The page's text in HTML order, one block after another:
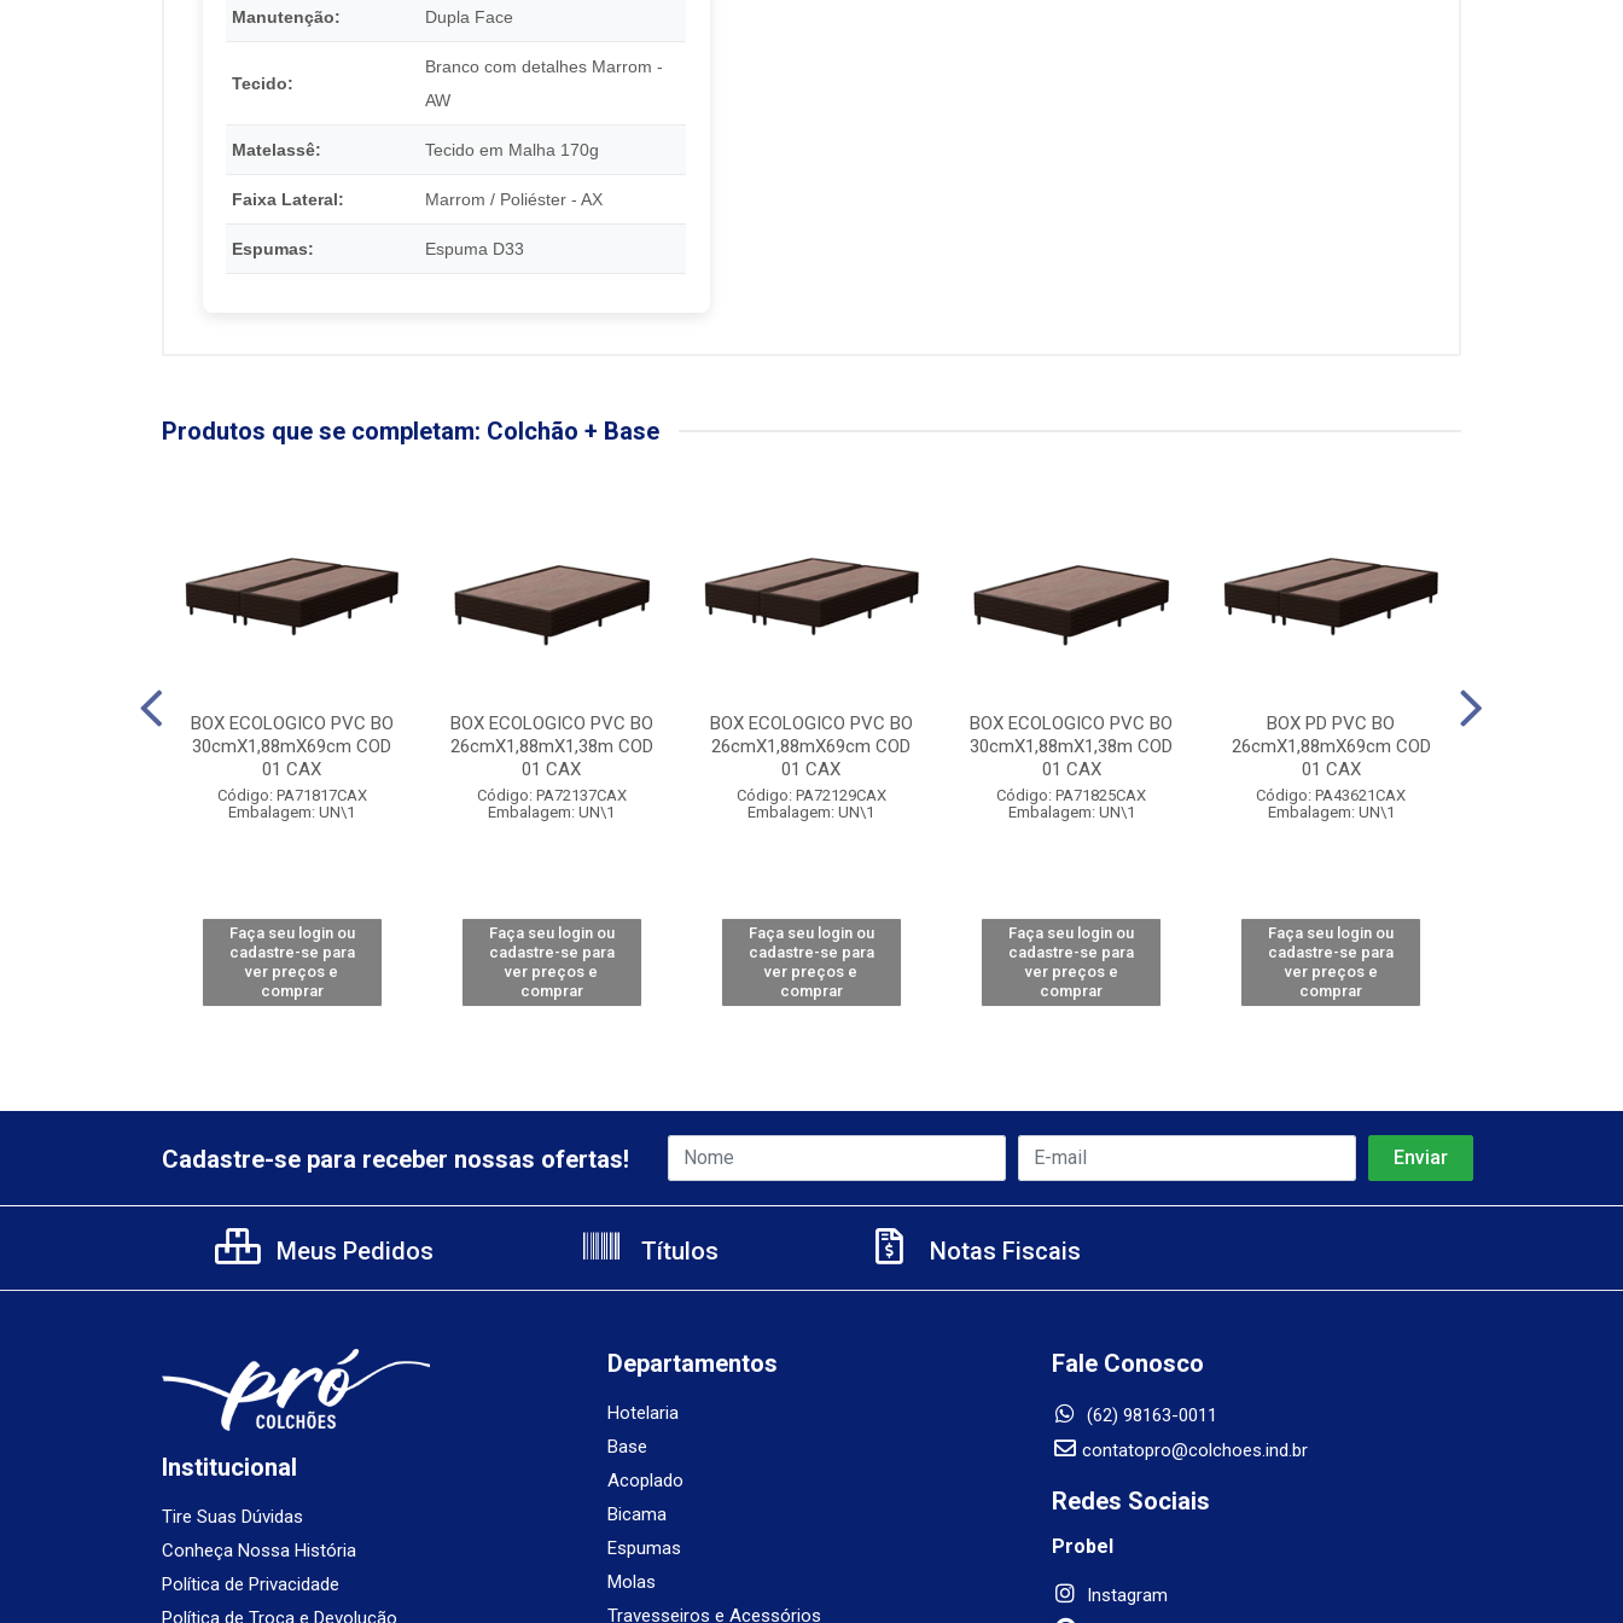
Manutenção: Dupla Face
Tecido:
Branco com detalhes Marrom -
AW
Matelassê: Tecido em Malha 170g
Faixa Lateral: Marrom / Poliéster - AX
Espumas: Espuma D33
Produtos que se completam: Colchão + Base
BOX ECOLOGICO PVC BO
30cmX1,88mX69cm COD
01 CAX
Código: PA71817CAX
Embalagem: UN\1
Faça seu login ou
cadastre-se para
ver preços e
comprar
BOX ECOLOGICO PVC BO
26cmX1,88mX1,38m COD
01 CAX
Código: PA72137CAX
Embalagem: UN\1
Faça seu login ou
cadastre-se para
ver preços e
comprar
BOX ECOLOGICO PVC BO
26cmX1,88mX69cm COD
01 CAX
Código: PA72129CAX
Embalagem: UN\1
Faça seu login ou
cadastre-se para
ver preços e
comprar
BOX ECOLOGICO PVC BO
30cmX1,88mX1,38m COD
01 CAX
Código: PA71825CAX
Embalagem: UN\1
Faça seu login ou
cadastre-se para
ver preços e
comprar
BOX PD PVC BO
26cmX1,88mX69cm COD
01 CAX
Código: PA43621CAX
Embalagem: UN\1
Faça seu login ou
cadastre-se para
ver preços e
comprar
Cadastre-se para receber nossas ofertas!
Meus Pedidos Títulos Notas Fiscais
Institucional
Tire Suas Dúvidas
Conheça Nossa História
Política de Privacidade
Política de Troca e Devolução
Departamentos
Hotelaria
Base
Acoplado
Bicama
Espumas
Molas
Travesseiros e Acessórios
Fale Conosco
(62) 98163-0011
contatopro@colchoes.ind.br
Redes Sociais
Probel
Instagram